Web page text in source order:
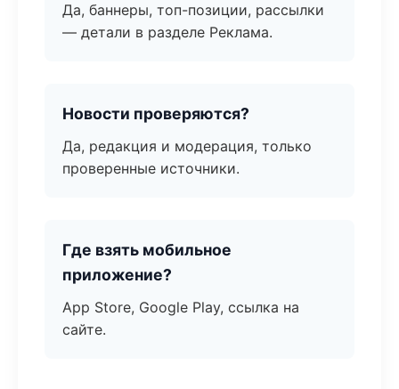
Да, баннеры, топ-позиции, рассылки
— детали в разделе Реклама.
Новости проверяются?
Да, редакция и модерация, только
проверенные источники.
Где взять мобильное
приложение?
App Store, Google Play, ссылка на
сайте.